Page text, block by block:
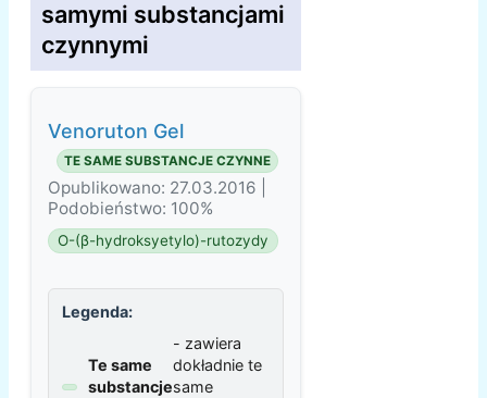
samymi substancjami
czynnymi
Venoruton Gel
TE SAME SUBSTANCJE CZYNNE
Opublikowano: 27.03.2016 |
Podobieństwo: 100%
O-(β-hydroksyetylo)-rutozydy
Legenda:
Te same
substancje
- zawiera
dokładnie te
same